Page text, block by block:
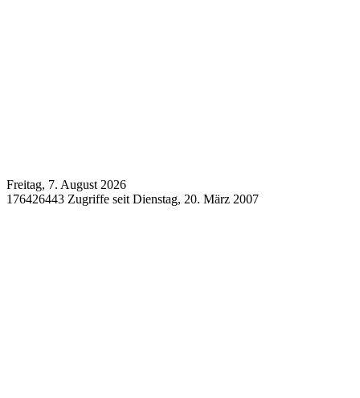
Freitag, 7. August 2026
176426443 Zugriffe seit Dienstag, 20. März 2007